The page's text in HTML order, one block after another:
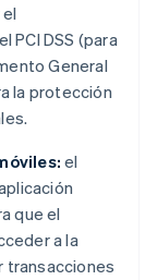
PCI DSS (para
General
la protección
el
que el
a la
transacciones